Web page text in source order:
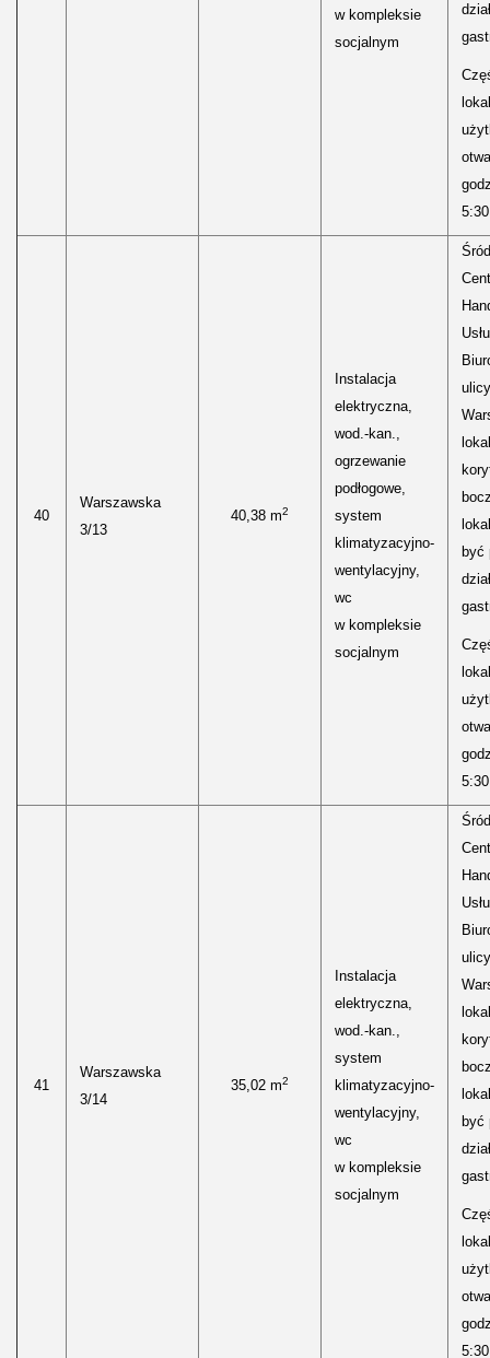
w kompleksie
socjalnym
40
Warszawska
3/13
40,38 m2
Instalacja
elektryczna,
wod.-kan.,
ogrzewanie
podłogowe,
system
klimatyzacyjno-
wentylacyjny,
wc
w kompleksie
socjalnym
ulicy
być
41
Warszawska
3/14
35,02 m2
Instalacja
elektryczna,
wod.-kan.,
system
klimatyzacyjno-
wentylacyjny,
wc
w kompleksie
socjalnym
ulicy
być